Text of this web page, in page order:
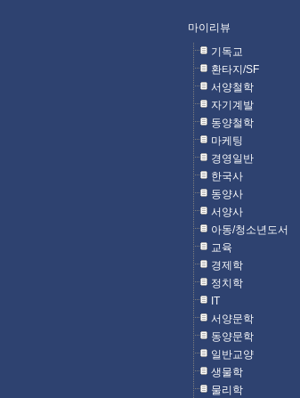
마이리뷰
기독교
환타지/SF
서양철학
자기계발
동양철학
마케팅
경영일반
한국사
동양사
서양사
아동/청소년도서
교육
경제학
정치학
IT
서양문학
동양문학
일반교양
생물학
물리학